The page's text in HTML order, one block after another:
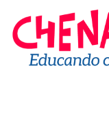
contenido